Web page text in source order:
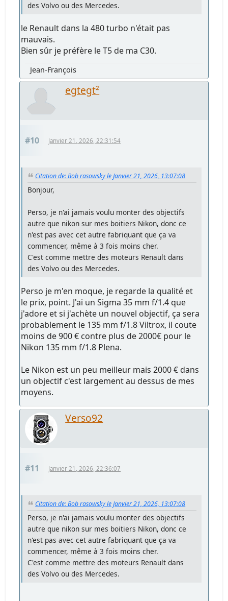
des Volvo ou des Mercedes.
le Renault dans la 480 turbo n'était pas
mauvais.
Bien sûr je préfère le T5 de ma C30.
Jean-François
egtegt²
#10 Janvier 21, 2026, 22:31:54
Citation de: Bob rasowsky le Janvier 21, 2026, 13:07:08
Bonjour,
Perso, je n'ai jamais voulu monter des objectifs
autre que nikon sur mes boitiers Nikon, donc ce
n'est pas avec cet autre fabriquant que ça va
commencer, même à 3 fois moins cher.
C'est comme mettre des moteurs Renault dans
des Volvo ou des Mercedes.
Perso je m'en moque, je regarde la qualité et
le prix, point. J'ai un Sigma 35 mm f/1.4 que
j'adore et si j'achète un nouvel objectif, ça sera
probablement le 135 mm f/1.8 Viltrox, il coute
moins de 900 € contre plus de 2000€ pour le
Nikon 135 mm f/1.8 Plena.
Le Nikon est un peu meilleur mais 2000 € dans
un objectif c'est largement au dessus de mes
moyens.
Verso92
#11 Janvier 21, 2026, 22:36:07
Citation de: Bob rasowsky le Janvier 21, 2026, 13:07:08
Perso, je n'ai jamais voulu monter des objectifs
autre que nikon sur mes boitiers Nikon, donc ce
n'est pas avec cet autre fabriquant que ça va
commencer, même à 3 fois moins cher.
C'est comme mettre des moteurs Renault dans
des Volvo ou des Mercedes.